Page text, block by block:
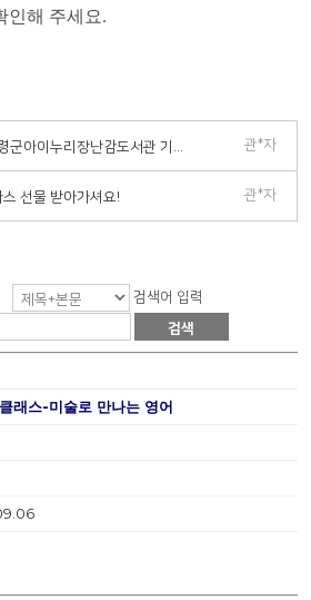
인해 주세요.
관*자
선물 받아가셔요! 관*자
검색어 입력
검색
래스-미술로 만나는 영어